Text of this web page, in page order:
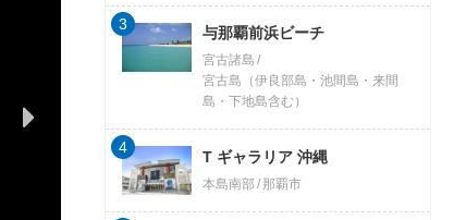
与那覇前浜ビーチ
宮古諸島
宮古島（伊良部島・池間島・来間
島・下地島含む）
3
T ギャラリア 沖縄
本島南部 那覇市
4